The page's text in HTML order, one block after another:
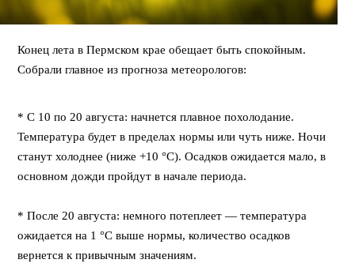
Конец лета в Пермском крае обещает быть спокойным.
Собрали главное из прогноза метеорологов:
* С 10 по 20 августа: начнется плавное похолодание.
Температура будет в пределах нормы или чуть ниже. Ночи
станут холоднее (ниже +10 °C). Осадков ожидается мало, в
основном дожди пройдут в начале периода.
* После 20 августа: немного потеплеет — температура
ожидается на 1 °C выше нормы, количество осадков
вернется к привычным значениям.